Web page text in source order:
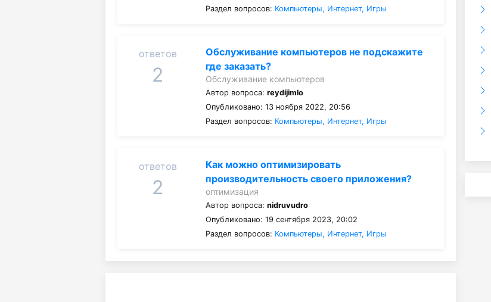
Раздел вопросов: Компьютеры, Интернет, Игры
ответов
2
Обслуживание компьютеров не подскажите
где заказать?
Обслуживание компьютеров
Автор вопроса:reydijimlo
Опубликовано: 13 ноября 2022, 20:56
Раздел вопросов: Компьютеры, Интернет, Игры
ответов
2
Как можно оптимизировать
производительность своего приложения?
оптимизация
Автор вопроса:nidruvudro
Опубликовано: 19 сентября 2023, 20:02
Раздел вопросов: Компьютеры, Интернет, Игры